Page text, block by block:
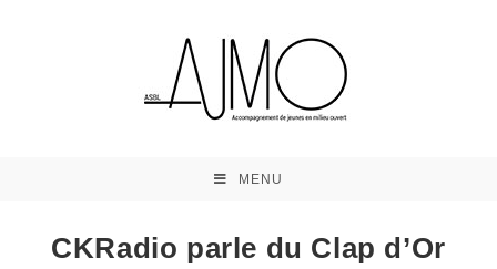
MENU
CKRadio parle du Clap d’Or